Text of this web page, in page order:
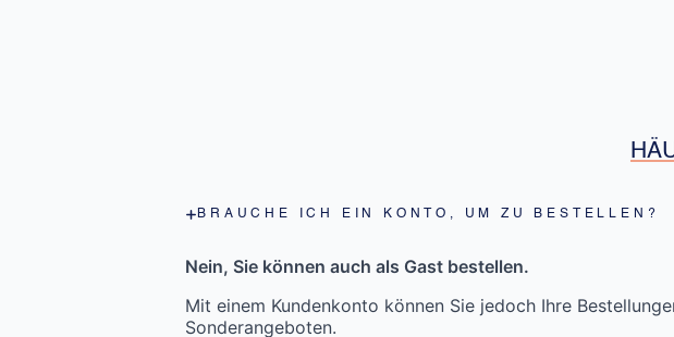
BRAUCHE ICH EIN KONTO, UM ZU BESTELLEN?
Nein, Sie können auch als Gast bestellen.
Mit einem Kundenkonto können Sie jedoch Ihre
Sonderangeboten.